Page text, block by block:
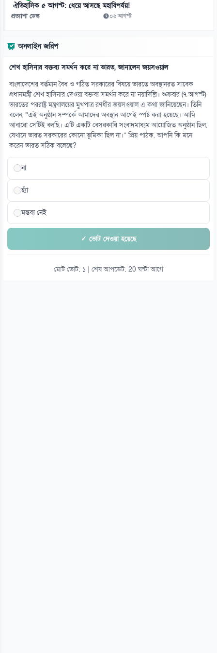
০৮ আগস্ট
০৮ আগস্ট
১৪
এআই বাস্তবতায় দক্ষতাই হবে মূল শক্তি
০৮ আগস্ট
১৫
প্রতিবেশী দেশগুলোকে স্বনির্ভর হওয়া ও ‘প্রকৃত ভ্রাতৃত্ব’ গ্রহণের আহ্বান ইরানের
০৮ আগস্ট
ঐতিহাসিক ৫ আগস্ট: ধেয়ে আসছে মহাবিপর্যয়!
প্রত্যাশা ডেস্ক ০৬ আগস্ট
অনলাইন জরিপ
শেখ হাসিনার বক্তব্য সমর্থন করে না ভারত, জানালেন জয়সওয়াল
বাংলাদেশের বর্তমান বৈধ ও গঠিত সরকারের বিষয়ে ভারতে অবস্থানরত সাবেক
প্রধানমন্ত্রী শেখ হাসিনার দেওয়া বক্তব্য সমর্থন করে না নয়াদিল্লি। শুক্রবার (৭ আগস্ট)
ভারতের পররাষ্ট্র মন্ত্রণালয়ের মুখপাত্র রণধীর জয়সওয়াল এ কথা জানিয়েছেন। তিনি
বলেন, “এই অনুষ্ঠান সম্পর্কে আমাদের অবস্থান আগেই স্পষ্ট করা হয়েছে। আমি
আবারো সেটিই বলছি। এটি একটি বেসরকারি সংবাদমাধ্যম আয়োজিত অনুষ্ঠান ছিল,
যেখানে ভারত সরকারের কোনো ভূমিকা ছিল না।” প্রিয় পাঠক. আপনি কি মনে
করেন ভারত সঠিক বলেছে?
না
হ্যাঁ
মন্তব্য নেই
✓ ভোট দেওয়া হয়েছে
মোট ভোট: ১ | শেষ আপডেট: 20 ঘন্টা আগে